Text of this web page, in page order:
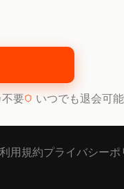
不要 いつでも退会可能
利用規約プライバシーポ